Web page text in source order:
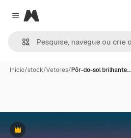
Close menu
Magnific
Início/stock/Vetores/Pôr-do-sol brilhante…
Premium